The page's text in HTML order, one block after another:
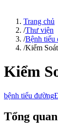
Trang chủ
/Thư viện
/Bệnh tiểu
/Kiểm
Kiểm
bệnh tiểu đường
Tổng